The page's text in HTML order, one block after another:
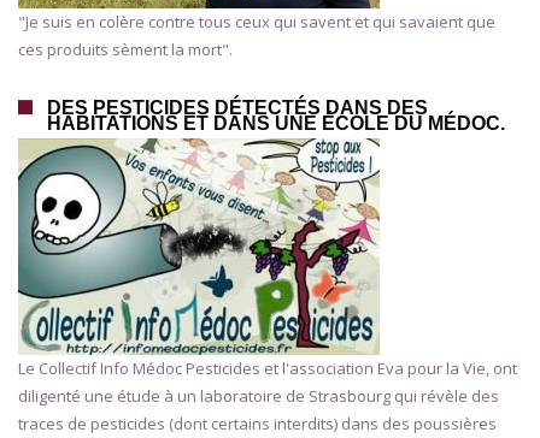
"Je suis en colère contre tous ceux qui savent et qui savaient que
ces produits sèment la mort".
DES PESTICIDES DÉTECTÉS DANS DES
HABITATIONS ET DANS UNE ÉCOLE DU MÉDOC.
Le Collectif Info Médoc Pesticides et l'association Eva pour la Vie, ont
diligenté une étude à un laboratoire de Strasbourg qui révèle des
traces de pesticides (dont certains interdits) dans des poussières